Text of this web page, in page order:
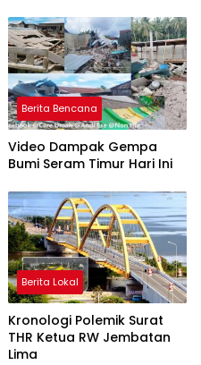
DAS
Berita Bencana
Video Dampak Gempa
Bumi Seram Timur Hari Ini
Berita Lokal
Kronologi Polemik Surat
THR Ketua RW Jembatan
Lima